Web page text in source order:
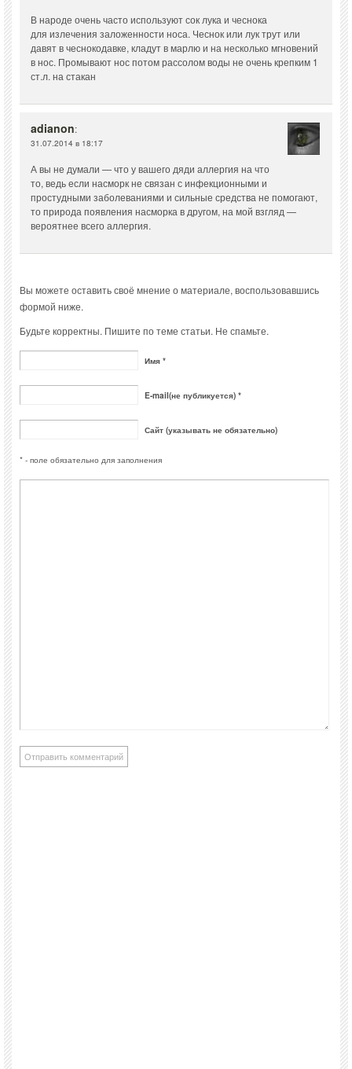
В народе очень часто используют сок лука и чеснока
для излечения заложенности носа. Чеснок или лук трут или
давят в чеснокодавке, кладут в марлю и на несколько мгновений
в нос. Промывают нос потом рассолом воды не очень крепким 1
ст.л. на стакан
adianon:
31.07.2014 в 18:17
А вы не думали — что у вашего дяди аллергия на что
то, ведь если насморк не связан с инфекционными и
простудными заболеваниями и сильные средства не помогают,
то природа появления насморка в другом, на мой взгляд —
вероятнее всего аллергия.
Вы можете оставить своё мнение о материале, воспользовавшись
формой ниже.
Будьте корректны. Пишите по теме статьи. Не спамьте.
Имя *
E-mail(не публикуется) *
Сайт (указывать не обязательно)
* - поле обязательно для заполнения